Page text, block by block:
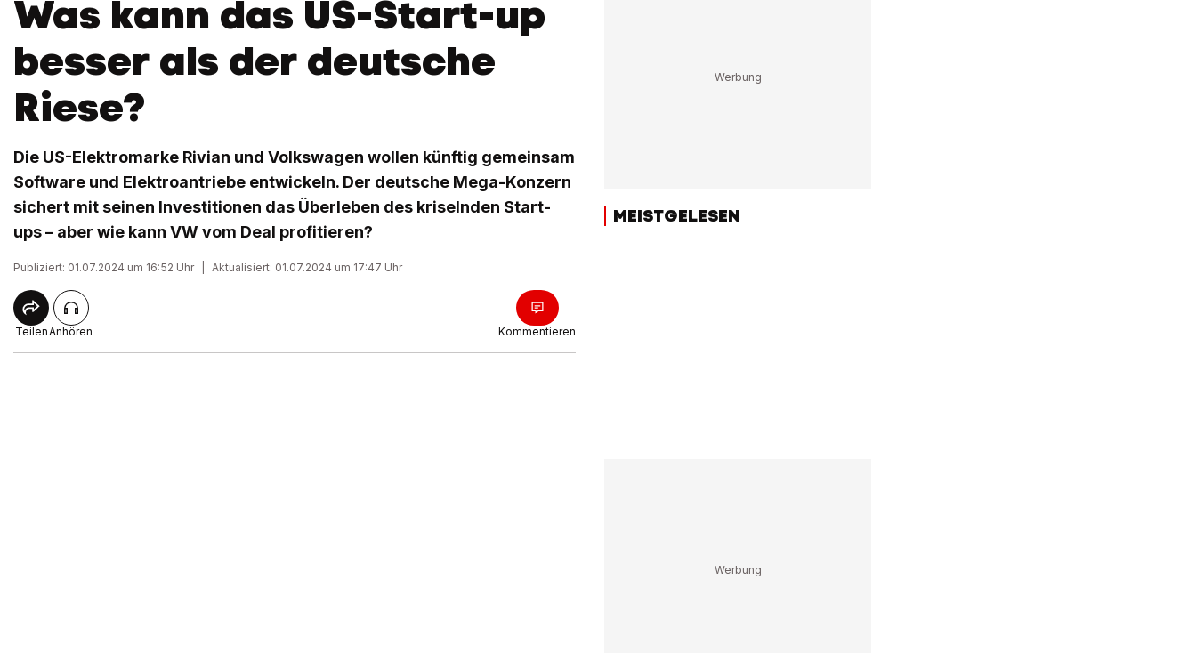
Was kann das US-Start-up
besser als der deutsche
Riese?
Die US-Elektromarke Rivian und Volkswagen wollen künftig gemeinsam
Software und Elektroantriebe entwickeln. Der deutsche Mega-Konzern
sichert mit seinen Investitionen das Überleben des kriselnden Start-
ups – aber wie kann VW vom Deal profitieren?
Publiziert: 01.07.2024 um 16:52 Uhr Aktualisiert: 01.07.2024 um 17:47 Uhr
TeilenAnhören Kommentieren
MEISTGELESEN